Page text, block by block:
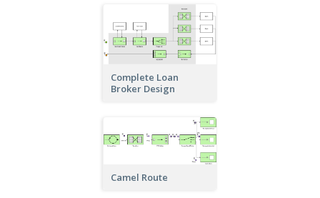
Complete Loan
Broker Design
Camel Route